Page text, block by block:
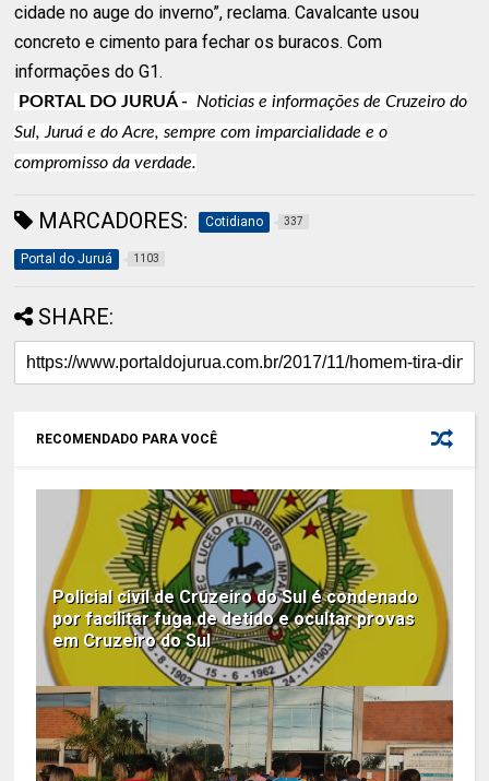
cidade no auge do inverno”, reclama. Cavalcante usou
concreto e cimento para fechar os buracos. Com
informações do G1.
PORTAL DO JURUÁ -
Noticias e informações de Cruzeiro do
Sul, Juruá e do Acre, sempre com imparcialidade e o
compromisso da verdade.
MARCADORES: Cotidiano 337
Portal do Juruá 1103
SHARE:
RECOMENDADO PARA VOCÊ
Policial civil de Cruzeiro do Sul é condenado
por facilitar fuga de detido e ocultar provas
em Cruzeiro do Sul